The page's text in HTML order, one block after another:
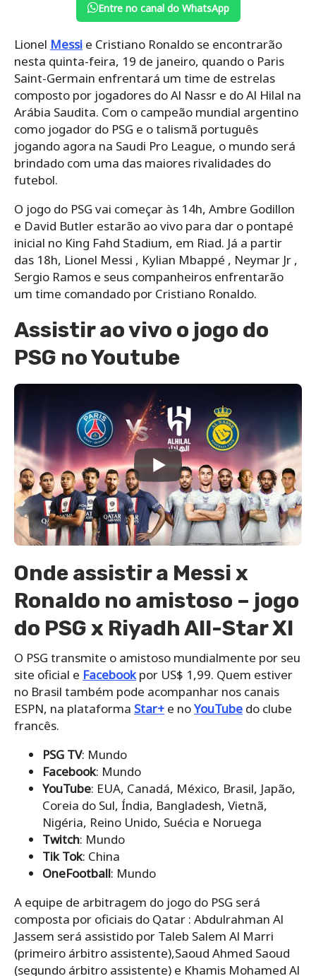
Entre no canal do WhatsApp
Lionel Messi e Cristiano Ronaldo se encontrarão
nesta quinta-feira, 19 de janeiro, quando o Paris
Saint-Germain enfrentará um time de estrelas
composto por jogadores do Al Nassr e do Al Hilal na
Arábia Saudita. Com o campeão mundial argentino
como jogador do PSG e o talismã português
jogando agora na Saudi Pro League, o mundo será
brindado com uma das maiores rivalidades do
futebol.
O jogo do PSG vai começar às 14h, Ambre Godillon
e David Butler estarão ao vivo para dar o pontapé
inicial no King Fahd Stadium, em Riad. Já a partir
das 18h, Lionel Messi , Kylian Mbappé , Neymar Jr ,
Sergio Ramos e seus companheiros enfrentarão
um time comandado por Cristiano Ronaldo.
Assistir ao vivo o jogo do
PSG no Youtube
Onde assistir a Messi x
Ronaldo no amistoso – jogo
do PSG x Riyadh All-Star XI
O PSG transmite o amistoso mundialmente por seu
site oficial e Facebookpor US$ 1,99. Quem estiver
no Brasil também pode acompanhar nos canais
ESPN, na plataforma Star+ e noYouTube do clube
francês.
PSG TV: Mundo
Facebook: Mundo
YouTube: EUA, Canadá, México, Brasil, Japão,
Coreia do Sul, Índia, Bangladesh, Vietnã,
Nigéria, Reino Unido, Suécia e Noruega
Twitch: Mundo
Tik Tok: China
OneFootball: Mundo
A equipe de arbitragem do jogo do PSG será
composta por oficiais do Qatar : Abdulrahman Al
Jassem será assistido por Taleb Salem Al Marri
(primeiro árbitro assistente),Saoud Ahmed Saoud
(segundo árbitro assistente) e Khamis Mohamed Al